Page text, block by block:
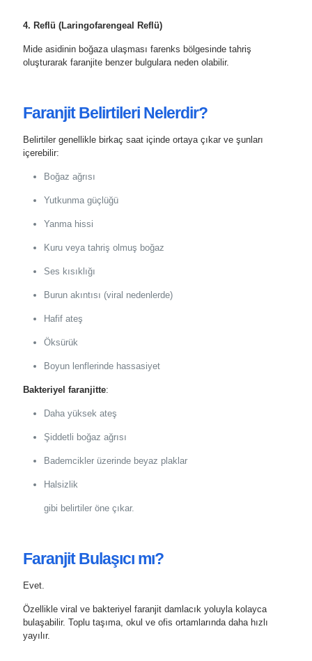
4. Reflü (Laringofarengeal Reflü)
Mide asidinin boğaza ulaşması farenks bölgesinde tahriş
oluşturarak faranjite benzer bulgulara neden olabilir.
Faranjit Belirtileri Nelerdir?
Belirtiler genellikle birkaç saat içinde ortaya çıkar ve şunları
içerebilir:
Boğaz ağrısı
Yutkunma güçlüğü
Yanma hissi
Kuru veya tahriş olmuş boğaz
Ses kısıklığı
Burun akıntısı (viral nedenlerde)
Hafif ateş
Öksürük
Boyun lenflerinde hassasiyet
Bakteriyel faranjitte:
Daha yüksek ateş
Şiddetli boğaz ağrısı
Bademcikler üzerinde beyaz plaklar
Halsizlik
gibi belirtiler öne çıkar.
Faranjit Bulaşıcı mı?
Evet.
Özellikle viral ve bakteriyel faranjit damlacık yoluyla kolayca
bulaşabilir. Toplu taşıma, okul ve ofis ortamlarında daha hızlı
yayılır.